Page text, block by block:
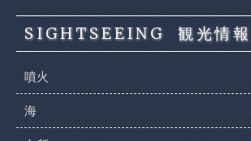
SIGHTSEEING 観光情報
噴火
海